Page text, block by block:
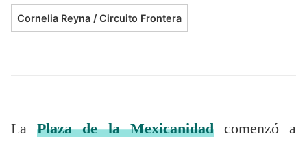
Cornelia Reyna / Circuito Frontera
LaPlaza de la Mexicanidad
comenzó a